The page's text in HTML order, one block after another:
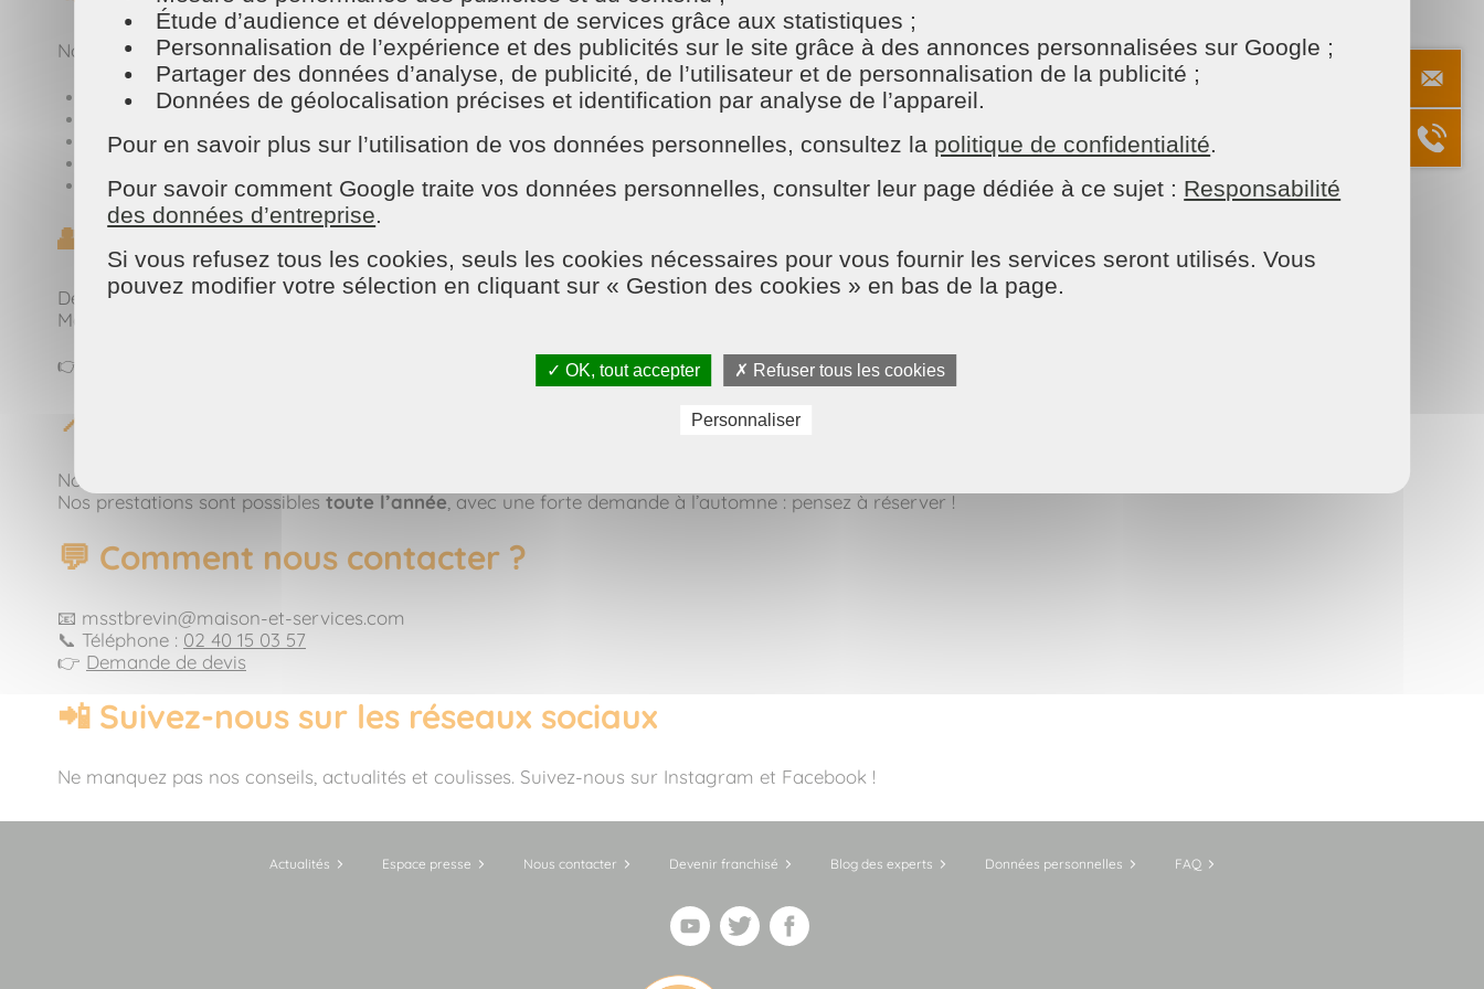
Nos équipes vous accompagnent pour :
ménage régulier ou ponctuel
, même en hauteur
Lenettoyage en profondeurdes pièces de vie
des zones difficiles d’accès
Laremise en ordreaprès les vacances
👥 Qui intervient chez vous ?
Des professionnels formés, discrets et efficaces, qui respectent vos habitudes et votre intérieur.
Maison et Services Saint-Brévin, c’est une équipe locale à votre écoute.
👉
📍 Où et quand intervenons-nous ?
Nous intervenons à
Nos prestations sont possibles toute l’année, avec une forte demande à l’automne : pensez à réserver !
💬 Comment nous contacter ?
📧 msstbrevin@maison-et-services.com
📞 Téléphone : 02 40 15 03 57
👉 Demande de devis
📲 Suivez-nous sur les réseaux sociaux
Ne manquez pas nos conseils, actualités et coulisses. Suivez-nous sur Instagram et Facebook !
Actualités Espace presse Nous contacter Devenir franchisé Blog des experts Données personnelles FAQ
Étude d’audience et développement de services grâce aux statistiques ;
Personnalisation de l’expérience et des publicités sur le site grâce à des annonces personnalisées sur Google ;
Partager des données d’analyse, de publicité, de l’utilisateur et de personnalisation de la publicité ;
Données de géolocalisation précises et identification par analyse de l’appareil.
Pour en savoir plus sur l’utilisation de vos données personnelles, consultez la politique de confidentialité
Pour savoir comment Google traite vos données personnelles, consulter leur page dédiée à ce sujet : Responsabilité
des données d’entreprise
Si vous refusez tous les cookies, seuls les cookies nécessaires pour vous fournir les services seront utilisés. Vous
pouvez modifier votre sélection en cliquant sur « Gestion des cookies » en bas de la page.
✓ OK, tout accepter ✗ Refuser tous les cookies
Personnaliser